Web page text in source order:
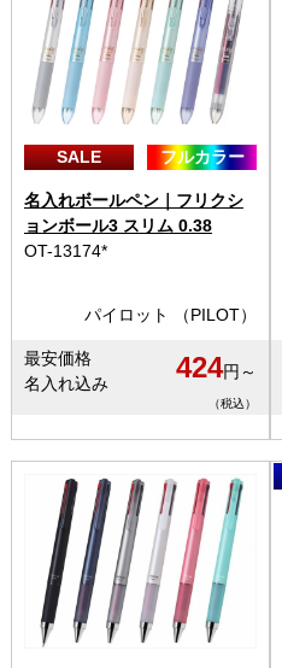
SALE フルカラー
名入れボールペン｜フリクシ
ョンボール3 スリム 0.38
OT-13174*
パイロット （PILOT）
最安価格
名入れ込み
424円～
（税込）